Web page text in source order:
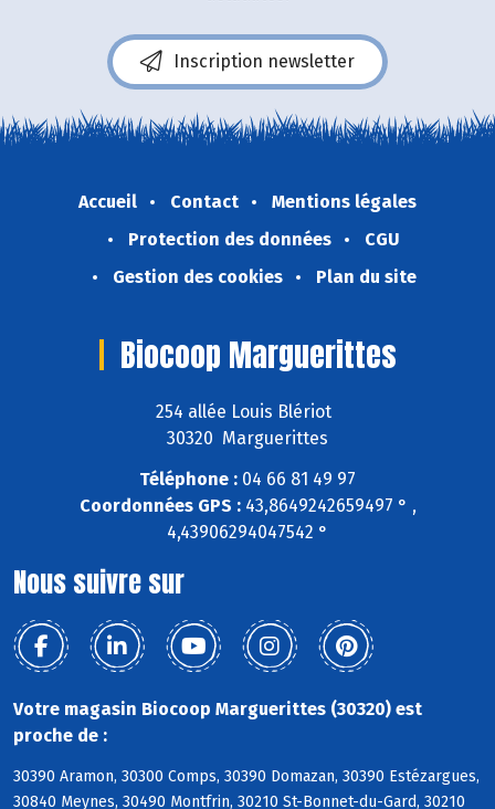
Inscription newsletter
Accueil Contact
Mentions légales
Protection des données
CGU
Gestion des cookies
Plan du site
Biocoop Marguerittes
254 allée Louis Blériot
30320 Marguerittes
Téléphone : 04 66 81 49 97
Coordonnées GPS :43,8649242659497 ° ,
4,43906294047542 °
Nous suivre sur
Votre magasin Biocoop Marguerittes (30320) est
proche de :
30390 Aramon, 30300 Comps, 30390 Domazan, 30390 Estézargues,
30840 Meynes, 30490 Montfrin, 30210 St-Bonnet-du-Gard, 30210